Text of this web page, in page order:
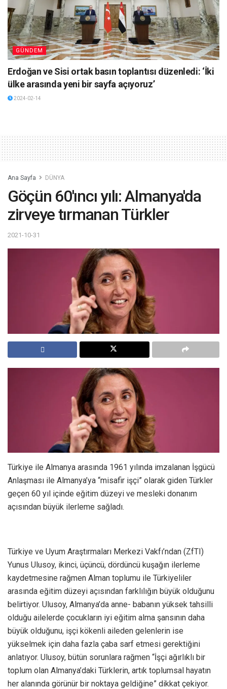
GÜNDEM
Erdoğan ve Sisi ortak basın toplantısı düzenledi: ‘İki
ülke arasında yeni bir sayfa açıyoruz’
2024-02-14
Ana Sayfa DÜNYA
Göçün 60'ıncı yılı: Almanya'da
zirveye tırmanan Türkler
2021-10-31
Türkiye ile Almanya arasında 1961 yılında imzalanan İşgücü
Anlaşması ile Almanya’ya “misafir işçi” olarak giden Türkler
geçen 60 yıl içinde eğitim düzeyi ve mesleki donanım
açısından büyük ilerleme sağladı.
Türkiye ve Uyum Araştırmaları Merkezi Vakfı’ndan (ZfTI)
Yunus Ulusoy, ikinci, üçüncü, dördüncü kuşağın ilerleme
kaydetmesine rağmen Alman toplumu ile Türkiyeliler
arasında eğitim düzeyi açısından farklılığın büyük olduğunu
belirtiyor. Ulusoy, Almanya’da anne- babanın yüksek tahsilli
olduğu ailelerde çocukların iyi eğitim alma şansının daha
büyük olduğunu, işçi kökenli aileden gelenlerin ise
yükselmek için daha fazla çaba sarf etmesi gerektiğini
anlatıyor. Ulusoy, bütün sorunlara rağmen “İşçi ağırlıklı bir
toplum olan Almanya’daki Türklerin, artık toplumsal hayatın
her alanında görünür bir noktaya geldiğine” dikkat çekiyor.